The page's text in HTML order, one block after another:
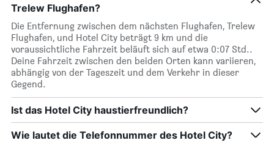
Trelew Flughafen?
Die Entfernung zwischen dem nächsten Flughafen, Trelew
Flughafen, und Hotel City beträgt 9 km und die
voraussichtliche Fahrzeit beläuft sich auf etwa 0:07 Std..
Deine Fahrzeit zwischen den beiden Orten kann variieren,
abhängig von der Tageszeit und dem Verkehr in dieser
Gegend.
Ist das Hotel City haustierfreundlich?
Wie lautet die Telefonnummer des Hotel City?